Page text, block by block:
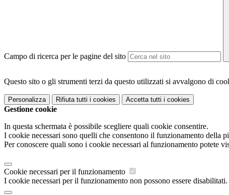
Campo di ricerca per le pagine del sito
Questo sito o gli strumenti terzi da questo utilizzati si avvalgono di
Personalizza Rifiuta tutti i cookies Accetta tutti i cookies
Gestione cookie
In questa schermata è possibile scegliere quali cookie consentire.
I cookie necessari sono quelli che consentono il funzionamento della
Per conoscere quali sono i cookie necessari al funzionamento potete
Cookie necessari per il funzionamento
I cookie necessari per il funzionamento non possono essere